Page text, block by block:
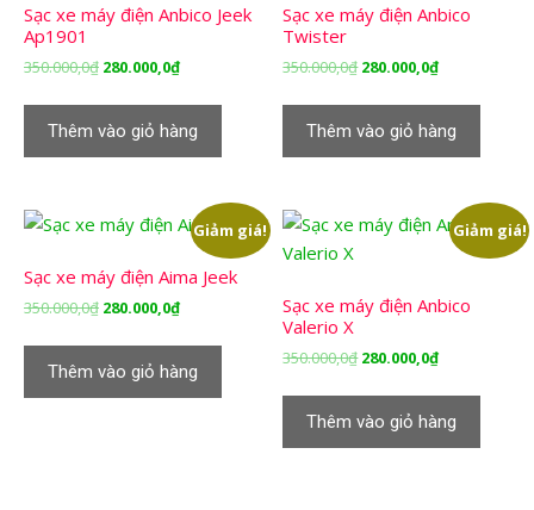
Sạc xe máy điện Anbico Jeek
Ap1901
350.000,0₫ Giá
350.000,0₫.
280.000,0₫Giá
là:
280.000,0₫.
Thêm vào giỏ hàng
Sạc xe máy điện Anbico
Twister
350.000,0₫ Giá
350.000,0₫.
280.000,0₫Giá
là:
280.000,0₫.
Thêm vào giỏ hàng
Giảm giá!
Sạc xe máy điện Aima Jeek
350.000,0₫ Giá
350.000,0₫.
280.000,0₫Giá
là:
280.000,0₫.
Thêm vào giỏ hàng
Giảm giá!
Sạc xe máy điện Anbico
Valerio X
350.000,0₫ Giá
350.000,0₫.
280.000,0₫Giá
là:
280.000,0₫.
Thêm vào giỏ hàng